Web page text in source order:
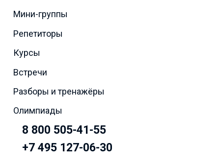
Мини-группы
Репетиторы
Курсы
Встречи
Разборы и тренажёры
Олимпиады
8 800 505-41-55
+7 495 127-06-30